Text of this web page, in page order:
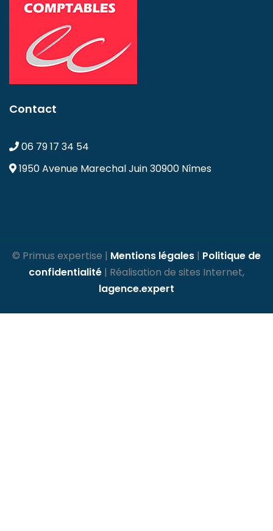
Contact
06 79 17 34 54
1950 Avenue Marechal Juin30900 Nîmes
© Primus expertise | Mentions légales | Politique de
confidentialité | Réalisation de sites Internet,
lagence.expert